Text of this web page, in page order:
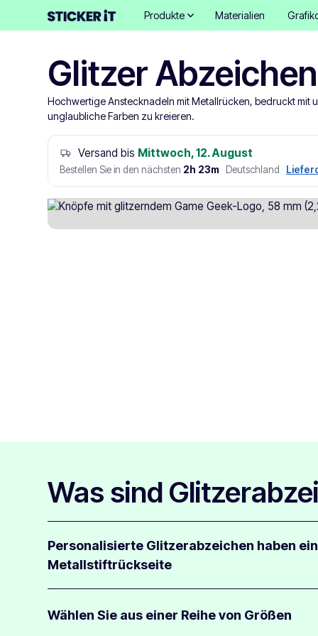
Produkte Materialien
Glitzer Abzeichen
Hochwertige Anstecknadeln mit Metallrücken, bedruckt mit
unglaubliche Farben zu kreieren.
Versand bis Mittwoch, 12. August
Bestellen Sie in den nächsten 2h 23m · Deutschland ·
Was sind
Personalisierte Glitzerabzeichen haben
Metallstiftrückseite
sodass Sie sie an Stoffen aller Art befestigen können,
Wählen Sie aus einer Reihe von Größen